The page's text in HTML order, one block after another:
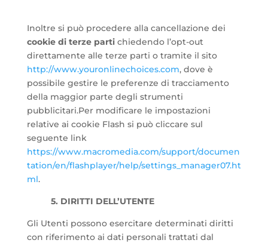
Inoltre si può procedere alla cancellazione dei
cookie di terze parti chiedendo l’opt-out
direttamente alle terze parti o tramite il sito
http://www.youronlinechoices.com, dove è
possibile gestire le preferenze di tracciamento
della maggior parte degli strumenti
pubblicitari.Per modificare le impostazioni
relative ai cookie Flash si può cliccare sul
seguente link
https://www.macromedia.com/support/documen
tation/en/flashplayer/help/settings_manager07.ht
ml.
5. DIRITTI DELL’UTENTE
Gli Utenti possono esercitare determinati diritti
con riferimento ai dati personali trattati dal